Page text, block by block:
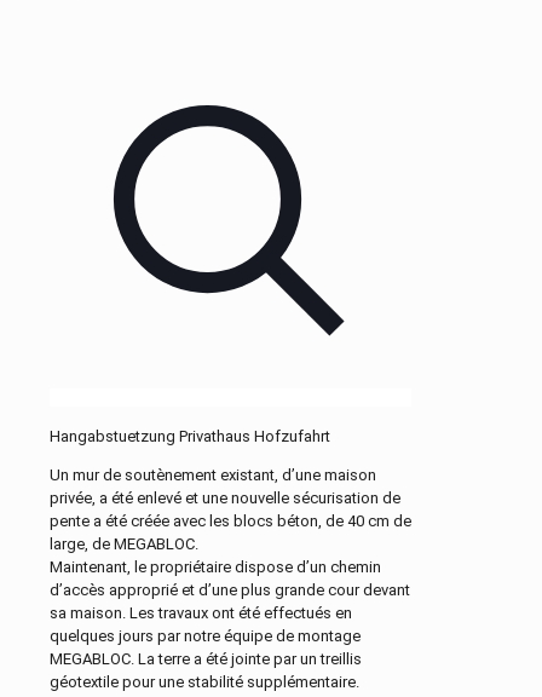
Hangabstuetzung Privathaus Hofzufahrt
Un mur de soutènement existant, d’une maison
privée, a été enlevé et une nouvelle sécurisation de
pente a été créée avec les blocs béton, de 40 cm de
large, de MEGABLOC.
Maintenant, le propriétaire dispose d’un chemin
d’accès approprié et d’une plus grande cour devant
sa maison. Les travaux ont été effectués en
quelques jours par notre équipe de montage
MEGABLOC. La terre a été jointe par un treillis
géotextile pour une stabilité supplémentaire.